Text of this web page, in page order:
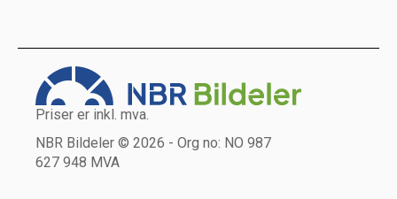
Priser er inkl. mva.
NBR Bildeler © 2026 - Org no: NO 987
627 948 MVA